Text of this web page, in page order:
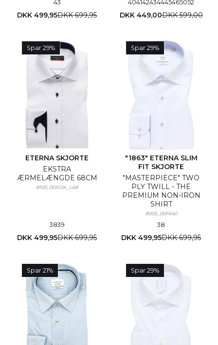
43
DKK 499,95DKK 699,95
404142434445465052
DKK 449,00DKK 599,00
Spar 29%
ETERNA SKJORTE
EKSTRA
ÆRMELÆNGDE 68CM
8100_00X13K_L68
3839
DKK 499,95DKK 699,95
Spar 29%
"1863" ETERNA SLIM
FIT SKJORTE
"MASTERPIECE" TWO
PLY TWILL - THE
PREMIUM NON-IRON
SHIRT
8005_00F640
38
DKK 499,95DKK 699,95
Spar 21% Spar 29%